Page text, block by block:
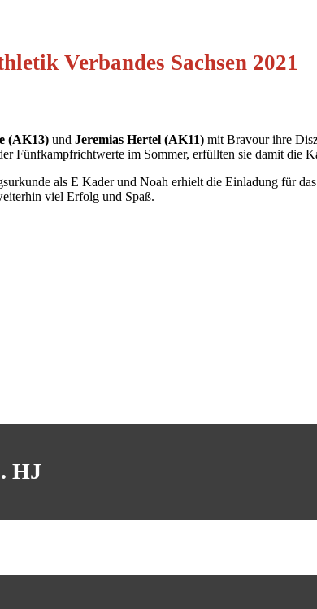
Verbandes Sachsen 2021
(AK13) und Jeremias Hertel (AK11) mit Bravour ihre
Fünfkampfrichtwerte im Sommer, erfüllten sie damit die
als E Kader und Noah erhielt die Einladung für
viel Erfolg und Spaß.
HJ